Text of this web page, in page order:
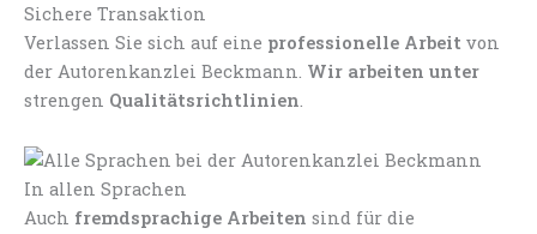
Sichere Transaktion
Verlassen Sie sich auf eine professionelle Arbeit von
der Autorenkanzlei Beckmann. Wir arbeiten unter
strengen Qualitätsrichtlinien
In allen Sprachen
Auch fremdsprachige Arbeiten sind für die